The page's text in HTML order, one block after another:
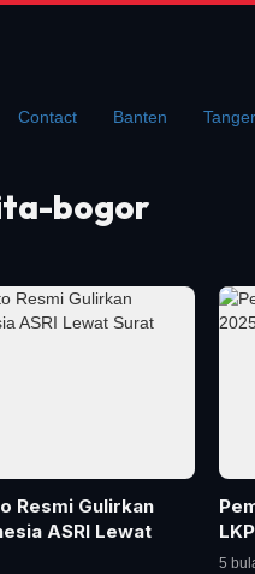
Contact Banten
bogor
Resmi Gulirkan
ASRI Lewat
5